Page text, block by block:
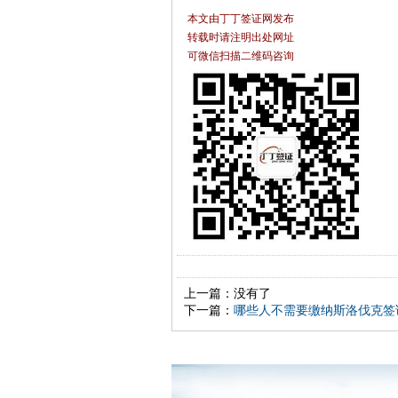
本文由丁丁签证网发布
转载时请注明出处网址
可微信扫描二维码咨询
上一篇：没有了
下一篇： 哪些人不需要缴纳斯洛伐克